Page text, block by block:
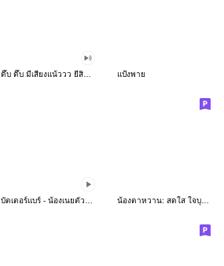
แป้งพาย
น้องตาหวาน: สดใส ใจบุญ (สีพาสเทล)